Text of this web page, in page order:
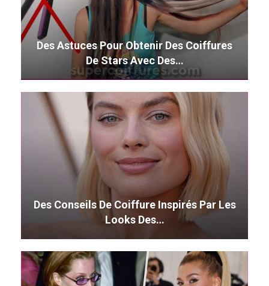
Des Astuces Pour Obtenir Des Coiffures
De Stars Avec Des…
Des Conseils De Coiffure Inspirés Par Les
Looks Des…